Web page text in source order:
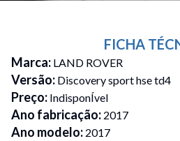
FICHA
Marca: LAND ROVER
Versão: Discovery sport hse td4
Preço: IndisponÍvel
Ano fabricação: 2017
Ano modelo: 2017